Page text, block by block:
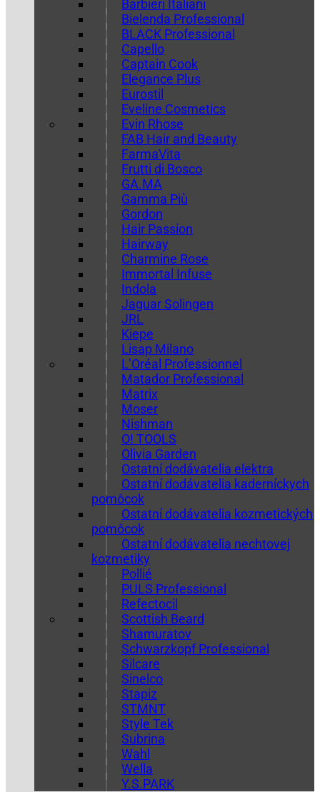
Barbieri Italiani
Bielenda Professional
BLACK Professional
Capello
Captain Cook
Elegance Plus
Eurostil
Eveline Cosmetics
Evin Rhose
FAB Hair and Beauty
FarmaVita
Frutti di Bosco
GA.MA
Gamma Più
Gordon
Hair Passion
Hairway
Charmine Rose
Immortal Infuse
Indola
Jaguar Solingen
JRL
Kiepe
Lisap Milano
L’Oréal Professionnel
Matador Professional
Matrix
Moser
Nishman
O! TOOLS
Olivia Garden
Ostatní dodávatelia elektra
Ostatní dodávatelia kaderníckych
pomôcok
Ostatní dodávatelia kozmetických
pomôcok
Ostatní dodávatelia nechtovej
kozmetiky
Pollié
PULS Professional
Refectocil
Scottish Beard
Shamuratov
Schwarzkopf Professional
Silcare
Sinelco
Stapiz
STMNT
Style Tek
Subrina
Wahl
Wella
Y.S.PARK